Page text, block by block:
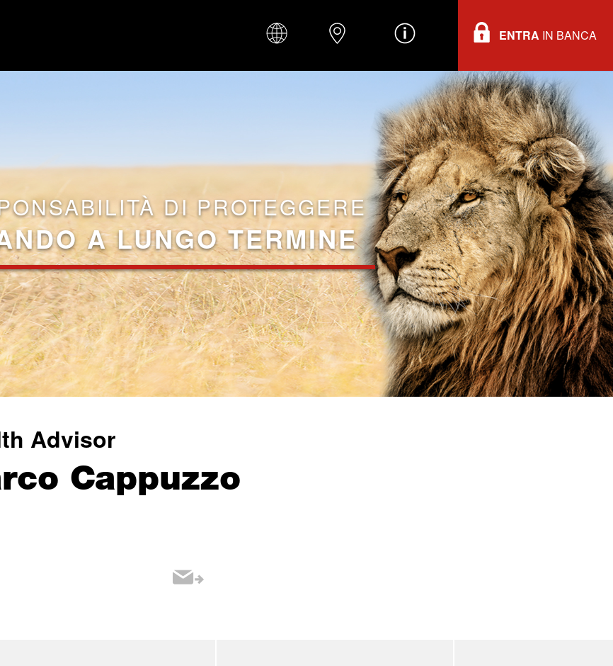
ENTRA IN BANCA
DI PROTEGGERE
A LUNGO TERMINE
Advisor
Cappuzzo